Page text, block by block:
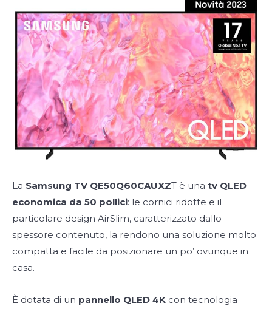
La Samsung TV QE50Q60CAUXZT è una tv QLED
economica da 50 pollici: le cornici ridotte e il
particolare design AirSlim, caratterizzato dallo
spessore contenuto, la rendono una soluzione molto
compatta e facile da posizionare un po’ ovunque in
casa.
È dotata di un pannello QLED 4K con tecnologia